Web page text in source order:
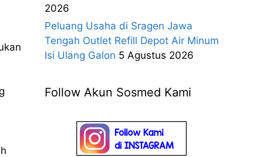
2026
Peluang Usaha di Sragen Jawa
Tengah Outlet Refill Depot Air Minum
Isi Ulang Galon 5 Agustus 2026
Follow Akun Sosmed Kami